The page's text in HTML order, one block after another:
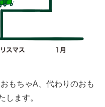
もちゃA、代わりのおも
します。